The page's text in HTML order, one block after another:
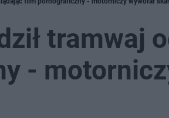
tramwaj
-